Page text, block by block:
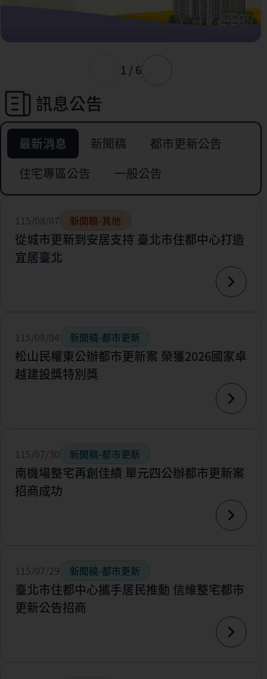
1 / 6
訊息公告
最新消息 新聞稿
都市更新公告
住宅專區公告
一般公告
115/08/07 新聞稿-其他
從城市更新到安居支持 臺北市住都中心打造
宜居臺北
115/08/04 新聞稿-都市更新
松山民權東公辦都市更新案 榮獲2026國家卓
越建設獎特別獎
115/07/30 新聞稿-都市更新
南機場整宅再創佳績 單元四公辦都市更新案
招商成功
115/07/29 新聞稿-都市更新
臺北市住都中心攜手居民推動 信維整宅都市
更新公告招商